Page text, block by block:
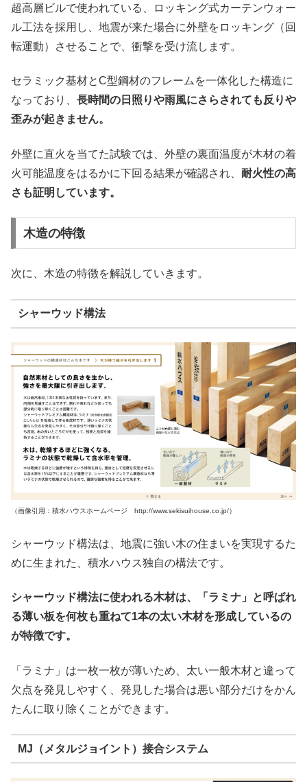
超高層ビルで使われている、ロッキング式カーテンウォー
ル工法を採用し、地震が来た場合に外壁をロッキング（回
転運動）させることで、衝撃を受け流します。
セラミック基材とC型鋼材のフレームを一体化した構造に
なっており、 長時間の日照りや雨風にさらされても反りや
歪みが起きません。
外壁に直火を当てた試験では、外壁の裏面温度が木材の着
火可能温度をはるかに下回る結果が確認され、 耐火性の高
さも証明しています。
木造の特徴
次に、木造の特徴を解説していきます。
シャーウッド構法
（画像引用：積水ハウスホームページ http://www.sekisuihouse.co.jp/）
シャーウッド構法は、地震に強い木の住まいを実現するた
めに生まれた、積水ハウス独自の構法です。
シャーウッド構法に使われる木材は、「ラミナ」と呼ばれ
る薄い板を何枚も重ねて1本の太い木材を形成しているの
が特徴です。
「ラミナ」は一枚一枚が薄いため、太い一般木材と違って
欠点を発見しやすく、発見した場合は悪い部分だけをかん
たんに取り除くことができます。
MJ（メタルジョイント）接合システム